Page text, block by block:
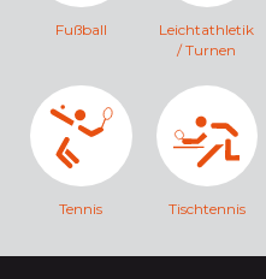
Fußball
Leichtathletik
/ Turnen
Tennis Tischtennis